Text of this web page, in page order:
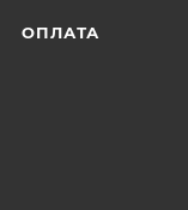
ОПЛАТА